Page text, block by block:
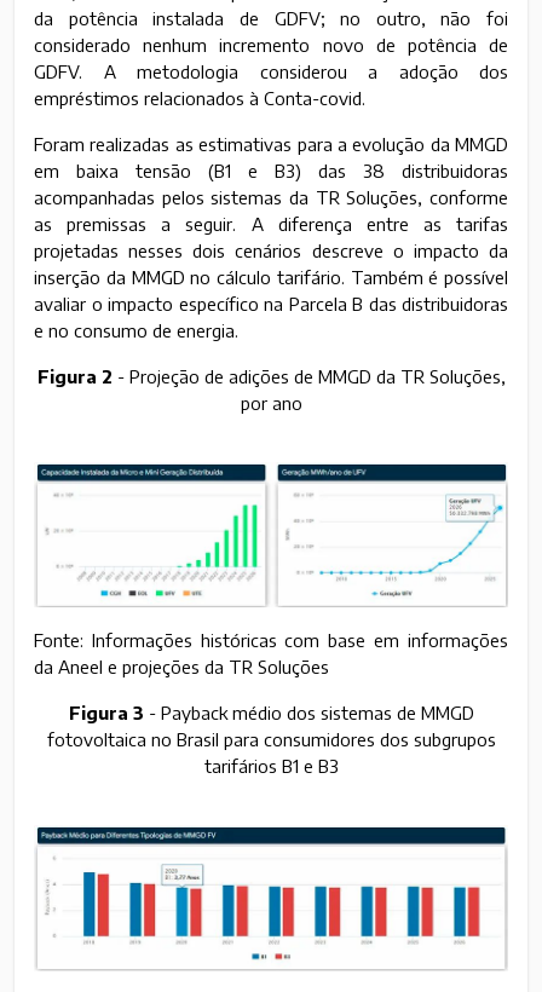
da potência instalada de GDFV; no outro, não foi
considerado nenhum incremento novo de potência de
GDFV. A metodologia considerou a adoção dos
empréstimos relacionados à Conta-covid.
Foram realizadas as estimativas para a evolução da MMGD
em baixa tensão (B1 e B3) das 38 distribuidoras
acompanhadas pelos sistemas da TR Soluções, conforme
as premissas a seguir. A diferença entre as tarifas
projetadas nesses dois cenários descreve o impacto da
inserção da MMGD no cálculo tarifário. Também é possível
avaliar o impacto específico na Parcela B das distribuidoras
e no consumo de energia.
Figura 2 - Projeção de adições de MMGD da TR Soluções,
por ano
Fonte: Informações históricas com base em informações
da Aneel e projeções da TR Soluções
Figura 3 - Payback médio dos sistemas de MMGD
fotovoltaica no Brasil para consumidores dos subgrupos
tarifários B1 e B3